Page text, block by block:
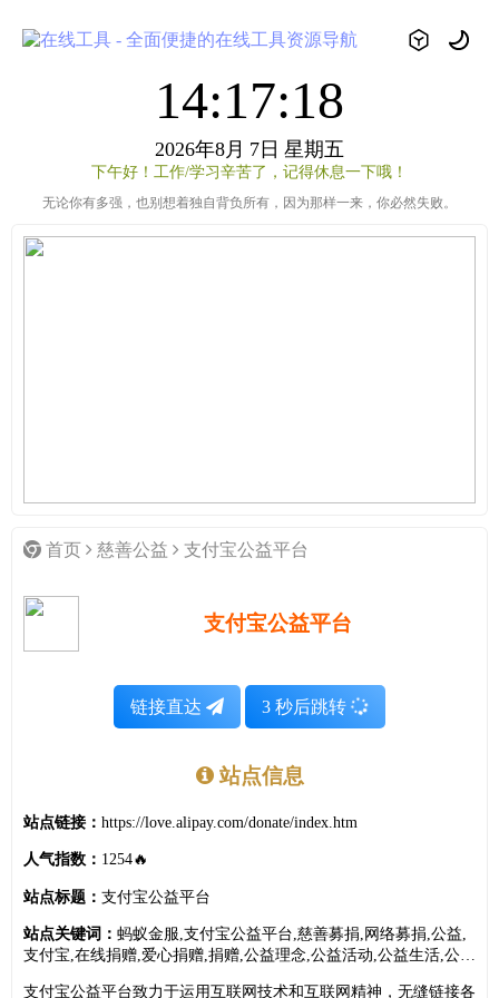
14:17:18
2026年8月 7日 星期五
下午好！工作/学习辛苦了，记得休息一下哦！
无论你有多强，也别想着独自背负所有，因为那样一来，你必然失败。
首页 慈善公益 支付宝公益平台
支付宝公益平台
链接直达 3 秒后跳转
站点信息
站点链接： https://love.alipay.com/donate/index.htm
人气指数： 1254🔥
站点标题： 支付宝公益平台
站点关键词： 蚂蚁金服,支付宝公益平台,慈善募捐,网络募捐,公益,
支付宝,在线捐赠,爱心捐赠,捐赠,公益理念,公益活动,公益生活,公益
支付宝公益平台致力于运用互联网技术和互联网精神，无缝链接各